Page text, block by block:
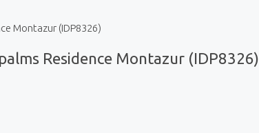
Montazur (IDP8326)
Residence Montazur (IDP8326)